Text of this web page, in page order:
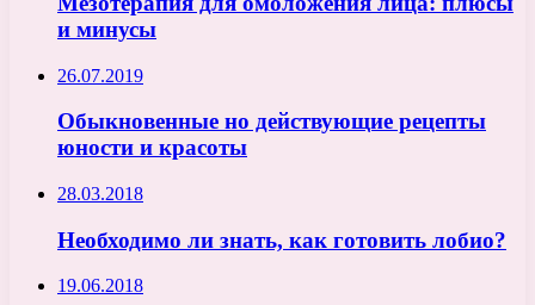
и минусы
26.07.2019
Обыкновенные но действующие рецепты
юности и красоты
28.03.2018
Необходимо ли знать, как готовить лобио?
19.06.2018